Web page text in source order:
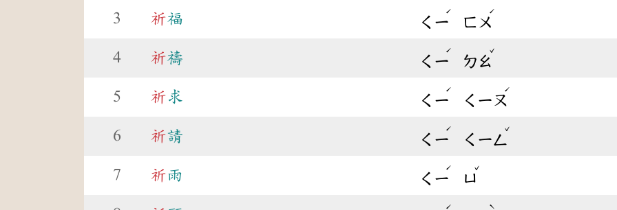
3 祈福 ㄑㄧ
ˊ
ㄈㄨ
ˊ
4 祈禱 ㄑㄧ
ˊ
ㄉㄠ
ˇ
5 祈求 ㄑㄧ
ˊ
ㄑㄧㄡ
ˊ
6 祈請 ㄑㄧ
ˊ
ㄑㄧㄥ
ˇ
7 祈雨 ㄑㄧ
ˊ
ㄩ
ˇ
ˊ ˋ